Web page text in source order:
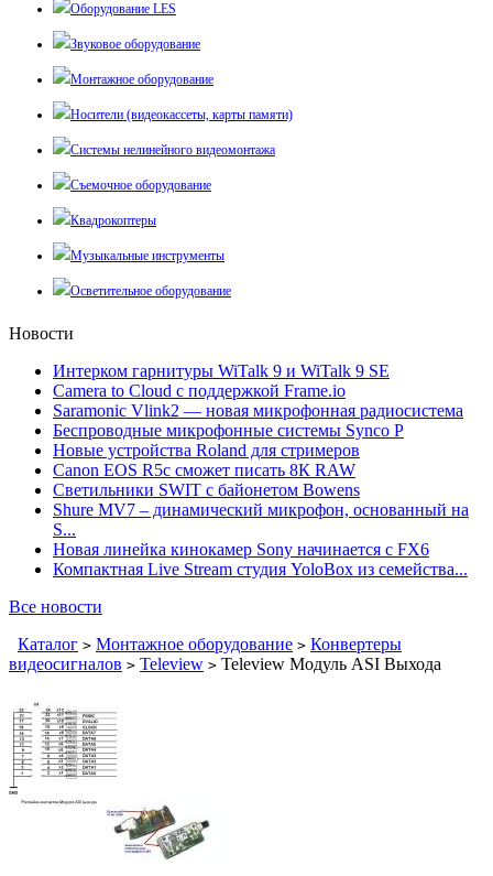
Оборудование LES
Звуковое оборудование
Монтажное оборудование
Носители (видеокассеты, карты памяти)
Системы нелинейного видеомонтажа
Съемочное оборудование
Квадрокоптеры
Музыкальные инструменты
Осветительное оборудование
Новости
Интерком гарнитуры WiTalk 9 и WiTalk 9 SE
Camera to Cloud с поддержкой Frame.io
Saramonic Vlink2 — новая микрофонная радиосистема
Беспроводные микрофонные системы Synco P
Новые устройства Roland для стримеров
Canon EOS R5c сможет писать 8К RAW
Светильники SWIT с байонетом Bowens
Shure MV7 – динамический микрофон, основанный на
S...
Новая линейка кинокамер Sony начинается с FX6
Компактная Live Stream студия YoloBox из семейства...
Все новости
Каталог > Монтажное оборудование > Конвертеры
видеосигналов > Teleview > Teleview Модуль ASI Выхода